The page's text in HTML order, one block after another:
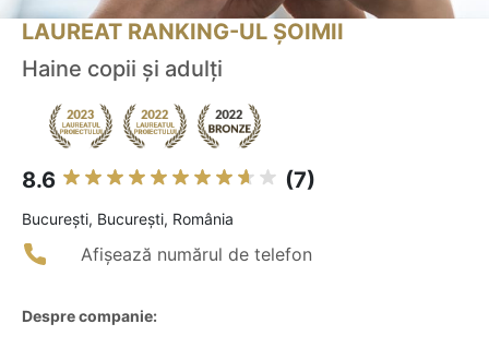
LAUREAT RANKING-UL ȘOIMII
Haine copii și adulți
8.6 (7)
Bucureşti, București, România
Afișează numărul de telefon
Despre companie: